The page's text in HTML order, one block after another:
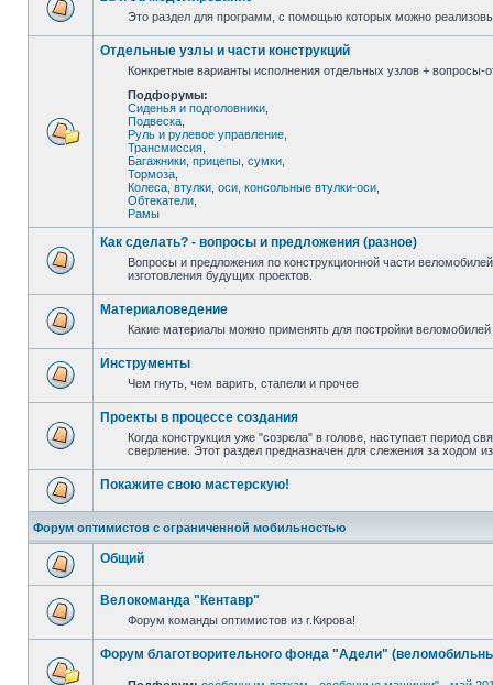
Это раздел для программ, с помощью которых можно
Отдельные узлы и части конструкций
Конкретные варианты исполнения отдельных узлов + вопросы-
Подфорумы:
Сиденья и подголовники
Подвеска
Руль и рулевое управление
Трансмиссия
Багажники, прицепы, сумки
Тормоза
Колеса, втулки, оси, консольные втулки-оси
Обтекатели
Рамы
Как сделать? - вопросы и предложения (разное)
Вопросы и предложения по конструкционной части
изготовления будущих проектов.
Материаловедение
Какие материалы можно применять для постройки
Инструменты
Чем гнуть, чем варить, стапели и прочее
Проекты в процессе создания
Когда конструкция уже "созрела" в голове, наступает период
сверление. Этот раздел предназначен для слежения за ходом
Покажите свою мастерскую!
Форум оптимистов с ограниченной мобильностью
Общий
Велокоманда "Кентавр"
Форум команды оптимистов из г.Кирова!
Форум благотворительного фонда "Адели"